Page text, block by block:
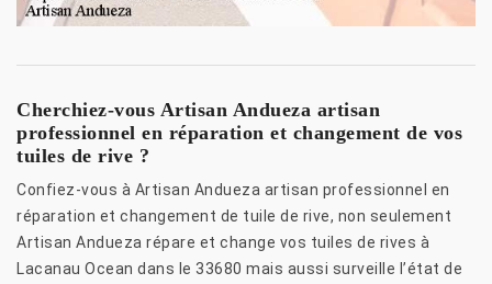
Cherchiez-vous Artisan Andueza artisan
professionnel en réparation et changement de vos
tuiles de rive ?
Confiez-vous à Artisan Andueza artisan professionnel en
réparation et changement de tuile de rive, non seulement
Artisan Andueza répare et change vos tuiles de rives à
Lacanau Ocean dans le 33680 mais aussi surveille l’état de